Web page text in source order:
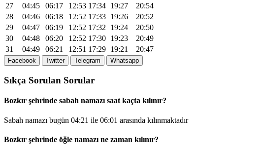
27
04:45 06:17 12:53 17:34 19:27
20:54
28
04:46 06:18 12:52 17:33 19:26
20:52
29
04:47 06:19 12:52 17:32 19:24
20:50
30
04:48 06:20 12:52 17:30 19:23
20:49
31
04:49 06:21 12:51 17:29 19:21 20:47
Facebook Twitter Telegram Whatsapp
Sıkça Sorulan Sorular
Bozkır şehrinde sabah namazı saat kaçta kılınır?
Sabah namazı bugün 04:21 ile 06:01 arasında kılınmaktadır
Bozkır şehrinde öğle namazı ne zaman kılınır?